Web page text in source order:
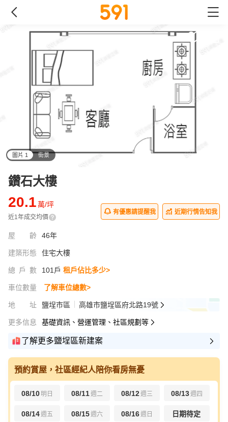
圖片 1 街景
鑽石大樓
20.1萬/坪
近1年成交均價
有優惠請提醒我 近期行情告知我
屋齡 46年
建築形態 住宅大樓
總戶數 101戶 租戶佔比多少>
車位數量 了解車位總數>
地址 鹽埕市區 高雄市鹽埕區府北路19號
更多信息 基礎資訊、營運管理、社區規劃等
了解更多鹽埕區新建案
預約賞屋，社區經紀人陪你看房無憂
08/10 明日 08/11週二 08/12週三 08/13週四
08/14週五 08/15週六 08/16週日 日期待定